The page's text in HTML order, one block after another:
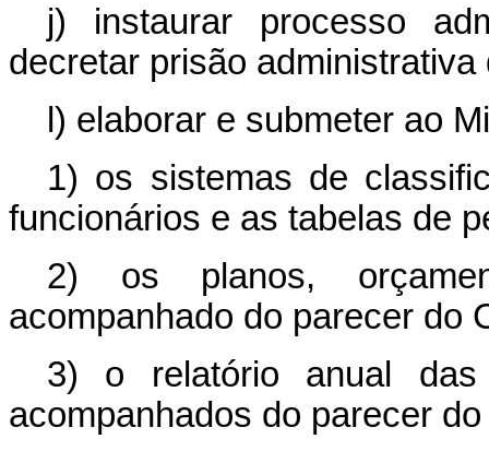
j) instaurar processo
decretar prisão
l) elaborar e submeter ao
1) os sistemas de
funcionários e as tabelas de
2) os planos,
acompanhado do parecer do
3) o relatório anual das
acompanhados do parecer